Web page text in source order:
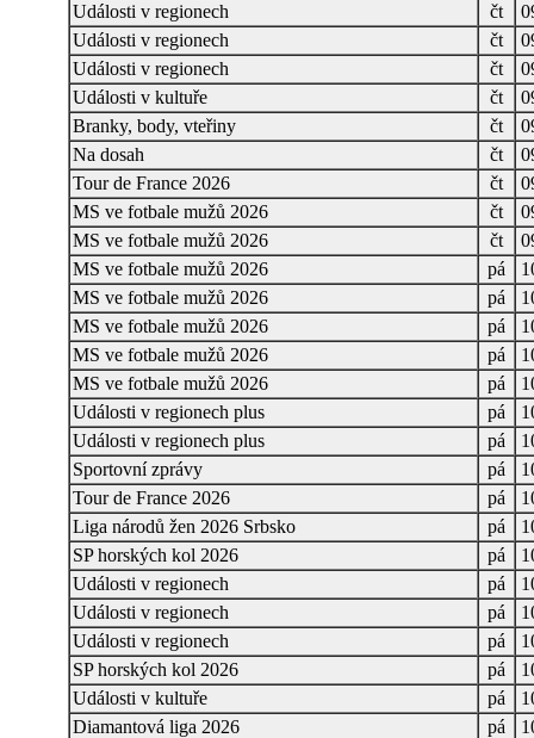
Události v regionech
čt
Události v regionech
čt
Události v regionech
čt
Události v kultuře
čt
Branky, body, vteřiny
čt
Na dosah
čt
Tour de France 2026
čt
MS ve fotbale mužů 2026
čt
MS ve fotbale mužů 2026
čt
MS ve fotbale mužů 2026
pá
MS ve fotbale mužů 2026
pá
MS ve fotbale mužů 2026
pá
MS ve fotbale mužů 2026
pá
MS ve fotbale mužů 2026
pá
Události v regionech plus
pá
Události v regionech plus
pá
Sportovní zprávy
pá
Tour de France 2026
pá
Liga národů žen 2026 Srbsko
pá
SP horských kol 2026
pá
Události v regionech
pá
Události v regionech
pá
Události v regionech
pá
SP horských kol 2026
pá
Události v kultuře
pá
Diamantová liga 2026
pá